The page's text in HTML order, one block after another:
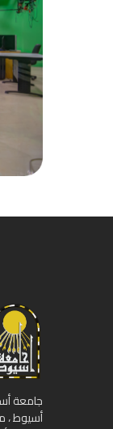
جامعة
أسيوط ،